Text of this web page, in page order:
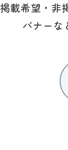
掲載希望・非
バナーな